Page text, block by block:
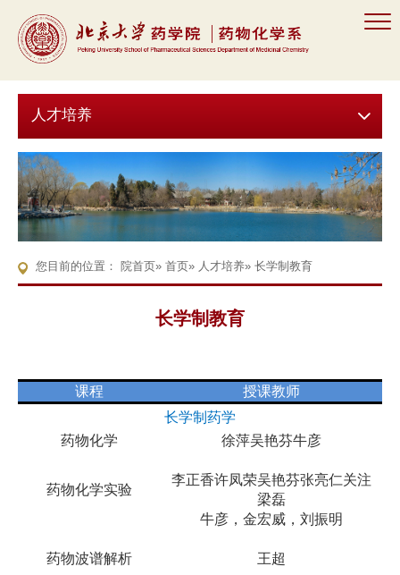
人才培养
您目前的位置： 院首页» 首页» 人才培养» 长学制教育
长学制教育
课程
授课教师
长学制药学
药物化学
徐萍吴艳芬牛彦
药物化学实验
李正香许凤荣吴艳芬张亮仁关注
梁磊
牛彦，金宏威，刘振明
药物波谱解析 王超